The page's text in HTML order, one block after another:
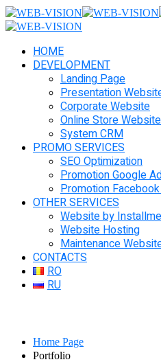
HOME
DEVELOPMENT
Landing Page
Presentation
Corporate Website
Online Store Website
System CRM
PROMO SERVICES
SEO Optimization
Promotion Google
Promotion
OTHER SERVICES
Website by
Website Hosting
Maintenance
CONTACTS
RO
RU
Home Page
Portfolio